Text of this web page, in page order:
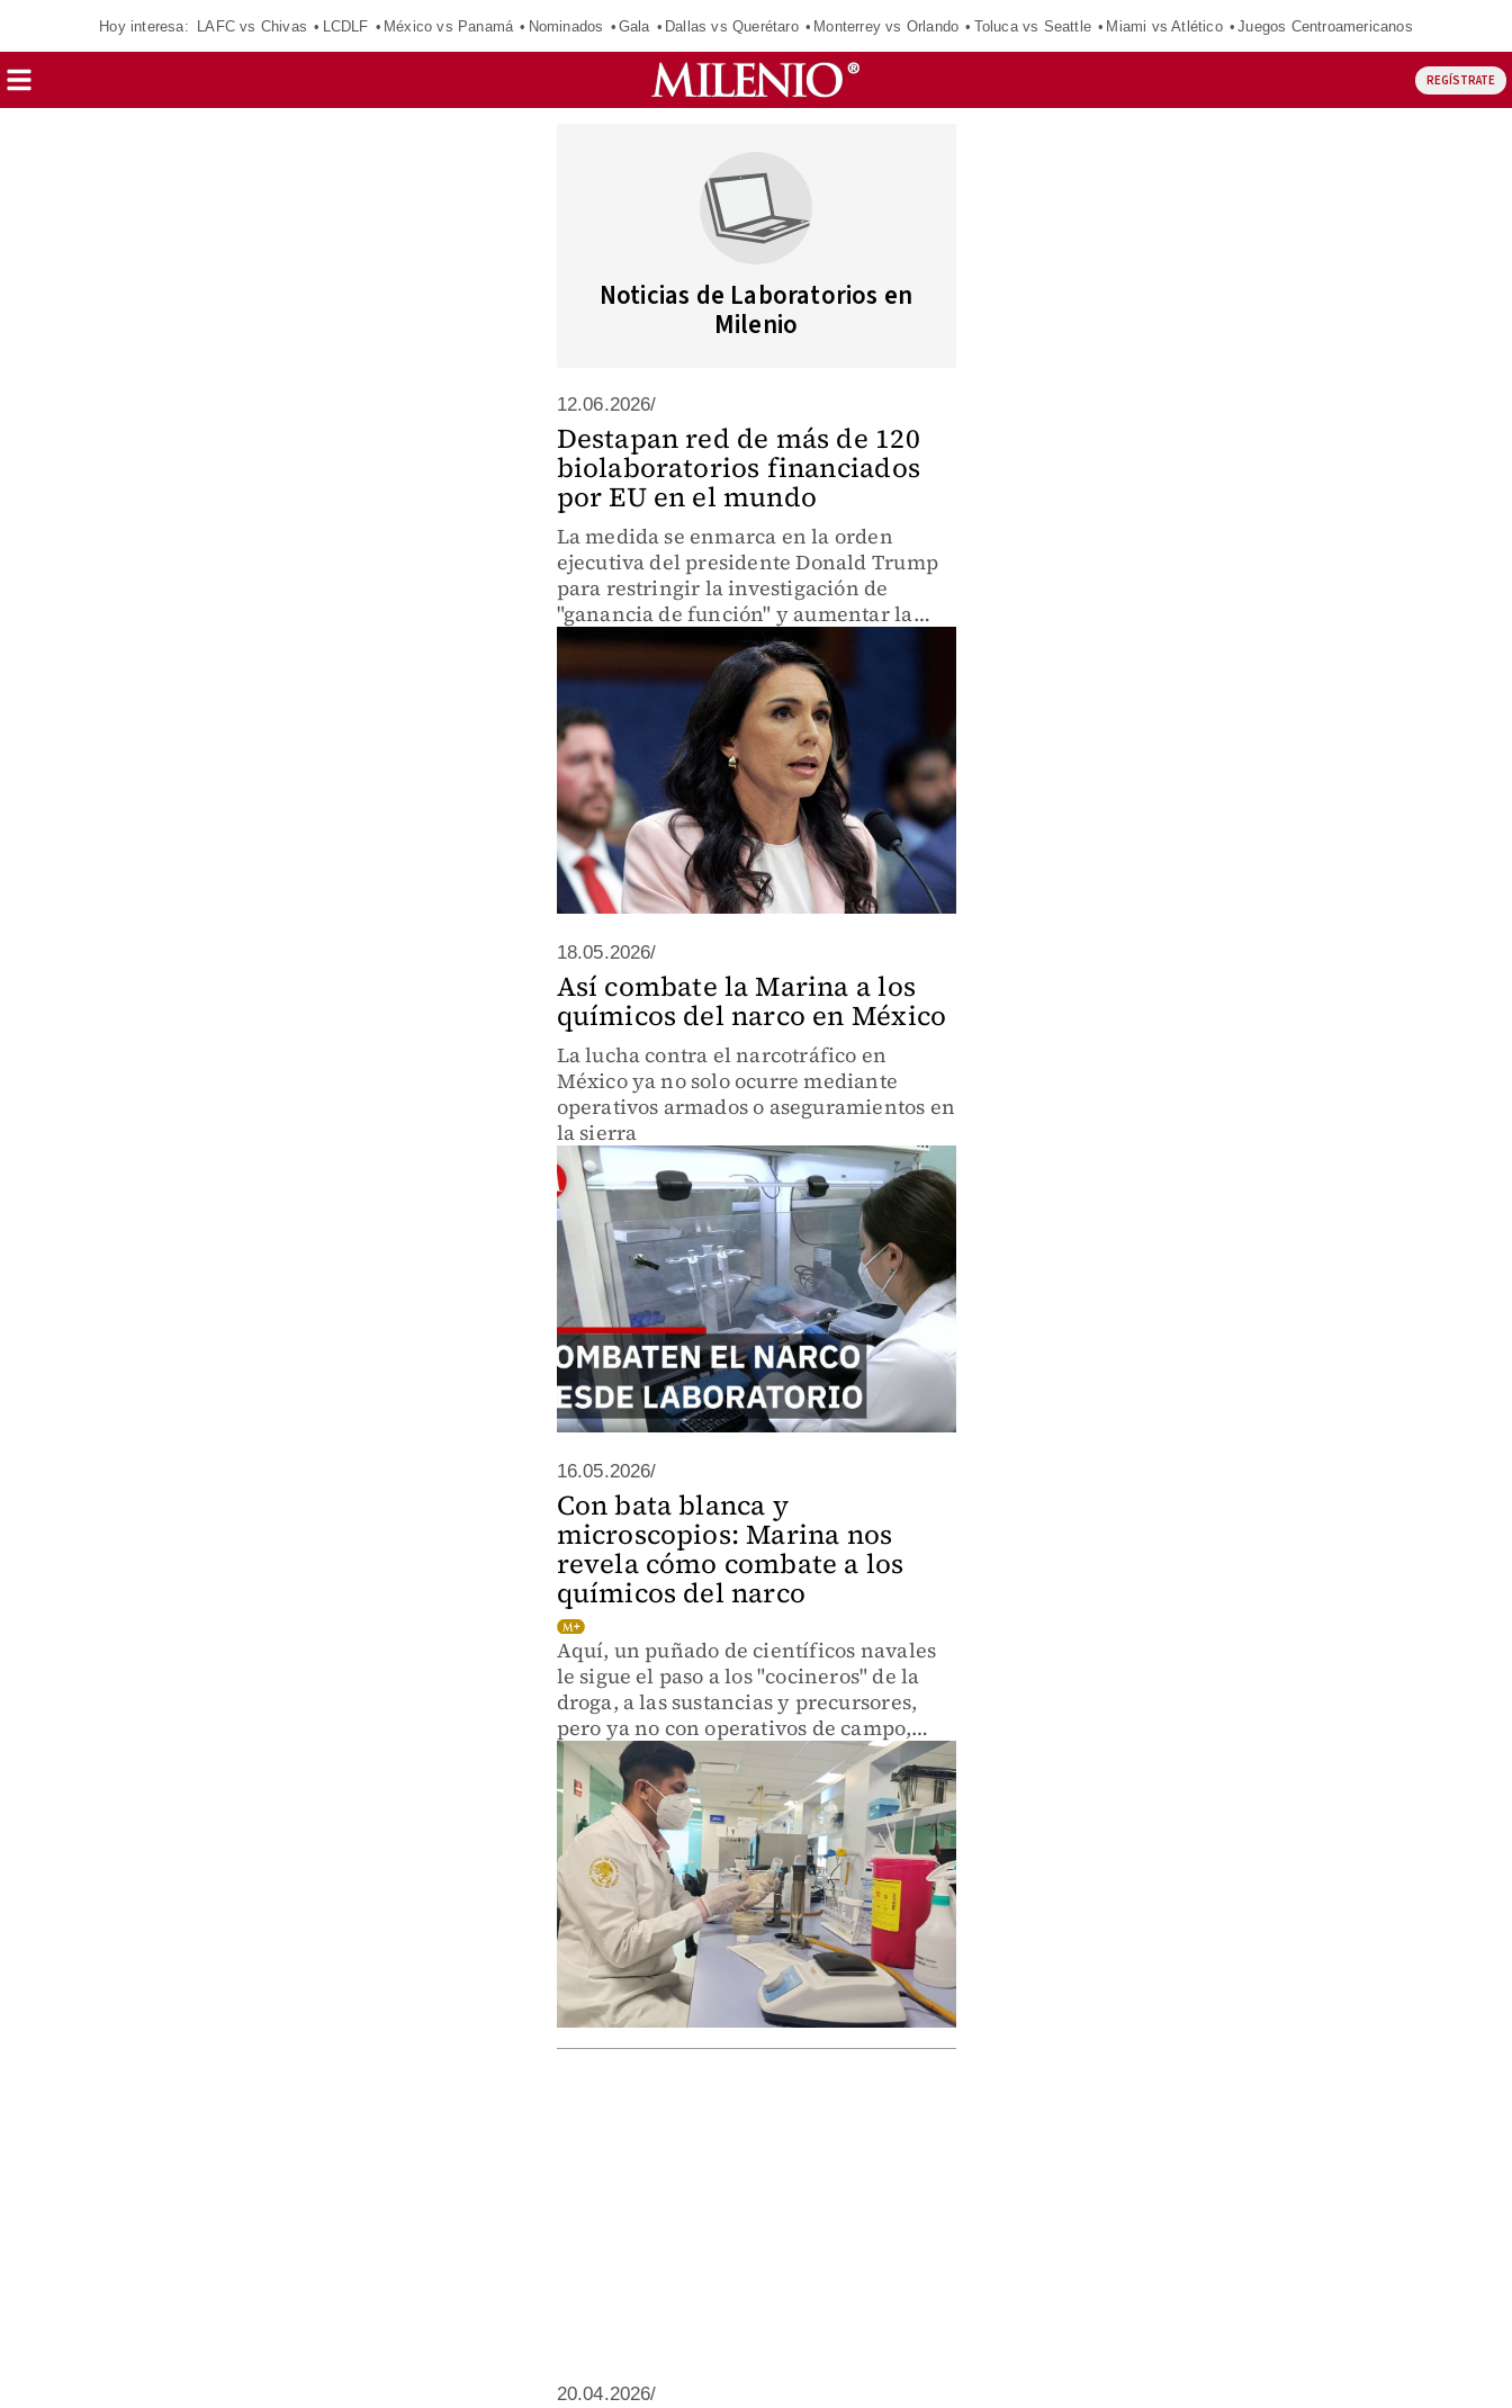
Hoy interesa: LAFC vs Chivas LCDLF México vs Panamá Nominados Gala Dallas vs Querétaro Monterrey vs Orlando Toluca vs Seattle Miami vs Atlético Juegos Centroamericanos
REGÍSTRATE
Noticias de Laboratorios en
Milenio
12.06.2026/
Destapan red de más de 120
biolaboratorios financiados
por EU en el mundo
La medida se enmarca en la orden
ejecutiva del presidente Donald Trump
para restringir la investigación de
"ganancia de función" y aumentar la
supervisión de estos centros.
18.05.2026/
Así combate la Marina a los
químicos del narco en México
La lucha contra el narcotráfico en
México ya no solo ocurre mediante
operativos armados o aseguramientos en
la sierra
16.05.2026/
Con bata blanca y
microscopios: Marina nos
revela cómo combate a los
químicos del narco
Aquí, un puñado de científicos navales
le sigue el paso a los "cocineros" de la
droga, a las sustancias y precursores,
pero ya no con operativos de campo,
sino a través de la química.
20.04.2026/